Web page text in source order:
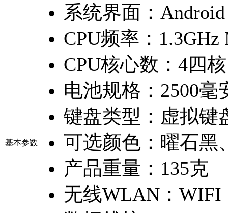
基本参数
系统界面：
CPU频率：
CPU核心数： 4四核
电池规格： 2500毫
键盘类型： 虚拟键
可选颜色： 曜石黑
产品重量： 135克
无线WLAN： WIFI